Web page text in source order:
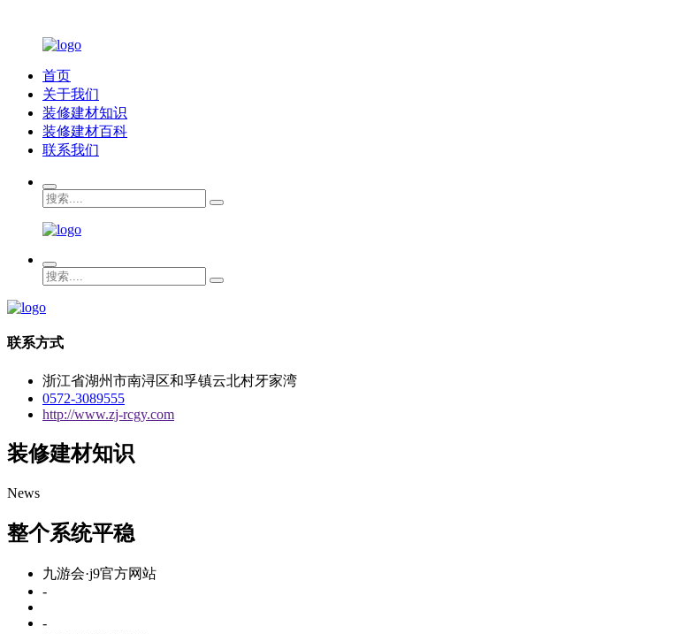
首页
关于我们
装修建材知识
装修建材百科
联系我们
联系方式
浙江省湖州市南浔区和孚镇云北村牙家湾
0572-3089555
http://www.zj-rcgy.com
装修建材知识
News
整个系统平稳
九游会·j9官方网站
-
-